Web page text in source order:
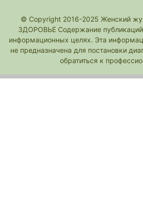
© Copyright 2016-2025 Женский
ЗДОРОВЬЕ Содержание публикаций
информационных целях. Эта
не предназначена для постановки
обратиться к